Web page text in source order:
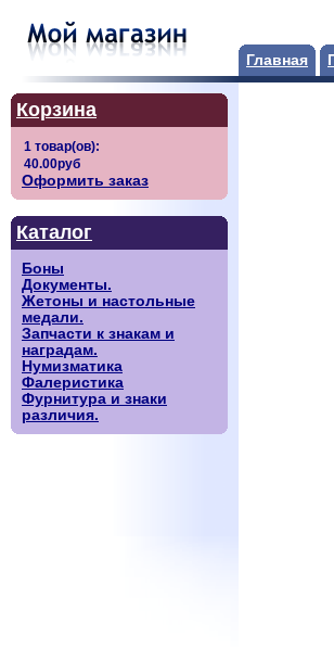
Главная
Корзина
Оформить заказ
Каталог
Боны
Документы.
Жетоны и настольные
медали.
Запчасти к знакам и
наградам.
Нумизматика
Фалеристика
Фурнитура и знаки
различия.